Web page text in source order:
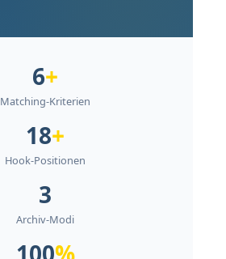
6+
Matching-Kriterien
18+
Hook-Positionen
3
Archiv-Modi